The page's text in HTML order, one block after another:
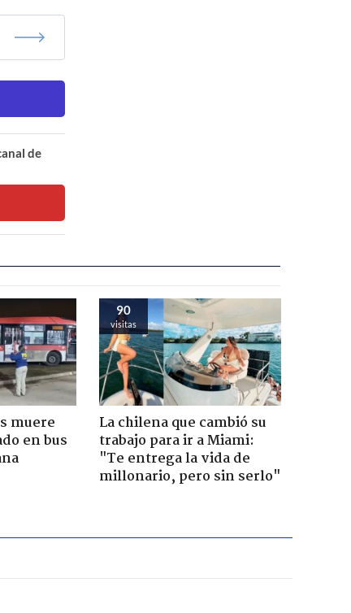
de
muere
en bus
90
visitas
La chilena que cambió su
trabajo para ir a Miami:
"Te entrega la vida de
millonario, pero sin serlo"